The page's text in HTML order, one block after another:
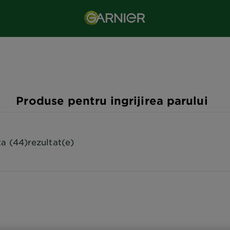
Produse pentru ingrijirea parului
(44)rezultat(e)